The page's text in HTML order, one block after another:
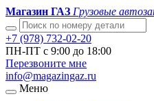
Магазин ГАЗ Грузовые
+7 (978) 732-02-20
ПН-ПТ с 9:00 до 18:00
Перезвоните мне
info@magazingaz.ru
Меню